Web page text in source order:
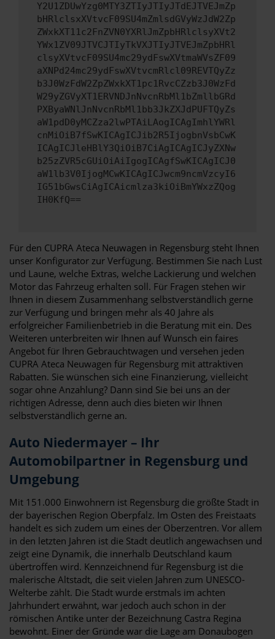
Y2U1ZDUwYzg0MTY3ZTIyJTIyJTdEJTVEJmZp
bHRlclsxXVtvcF09SU4mZmlsdGVyWzJdW2Zp
ZWxkXT11c2FnZVN0YXRlJmZpbHRlclsyXVt2
YWx1ZV09JTVCJTIyTkVXJTIyJTVEJmZpbHRl
clsyXVtvcF09SU4mc29ydFswXVtmaWVsZF09
aXNPd24mc29ydFswXVtvcmRlcl09REVTQyZz
b3J0WzFdW2ZpZWxkXT1pc1RvcCZzb3J0WzFd
W29yZGVyXT1ERVNDJnNvcnRbMl1bZmllbGRd
PXByaWNlJnNvcnRbMl1bb3JkZXJdPUFTQyZs
aW1pdD0yMCZza2lwPTAiLAogICAgImhlYWRl
cnMiOiB7fSwKICAgICJib2R5IjogbnVsbCwK
ICAgICJleHBlY3QiOiB7CiAgICAgICJyZXNw
b25zZVR5cGUiOiAiIgogICAgfSwKICAgICJ0
aW1lb3V0IjogMCwKICAgICJwcm9ncmVzcyI6
IG51bGwsCiAgICAicmlza3kiOiBmYWxzZQog
IH0KfQ==
Für den CUPRA Ateca Neuwagen in Regensburg steht Ihnen
unser Konfigurator zur Verfügung. Bestimmen Sie nach Lust
und Laune, welche Extras, welche Lackierung und welchen
Motor das Fahrzeug erhalten soll. Für Fragen stehen wir
Ihnen in diesem Zusammenhang selbstverständlich gerne
zur Verfügung und bringen mehr als 40 Jahre als
erfolgreicher Familienbetrieb in die Beratung mit ein. Des
Weiteren unterbreiten wir Ihnen auf Wunsch ein faires
Angebot für Ihren Gebrauchtwagen und versehen jeden
CUPRA Ateca Neuwagen für Regensburg mit attraktiven
Rabatten. Sie wünschen sich eine Finanzierung, vielleicht
sogar ohne Anzahlung? Dann sind Sie bei uns an der
richtigen Adresse, denn auch dies bieten wir Ihnen
selbstverständlich gerne an.
Auto Niedermayer – Ihr
Automobilpartner in Regensburg und
Umgebung
Mit 151.000 Einwohnern ist Regensburg die größte Stadt in
der bayerischen Region Oberpfalz. Im Osten des Freistaats
handelt es sich zudem um eines der Oberzentren. Vor allem
in den letzten Jahren ist die Stadt deutlich angewachsen und
zeigt eine Dynamik, die innerhalb Deutschland kaum
übertroffen wird. Kennzeichnend für Regensburg ist die
malerische Altstadt, die seit vielen Jahren zum UNESCO-
Welterbe zählt. Die Stadt wurde erstmals im achten
Jahrhundert erwähnt, war jedoch auch schon in der
römischen Antike unter der Bezeichnung Castra Regina
bewohnt. Einer der Gründe war die Lage am Donaubogen